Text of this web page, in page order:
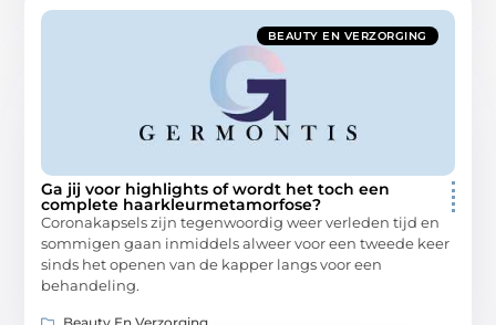
BEAUTY EN VERZORGING
Ga jij voor highlights of wordt het toch een
complete haarkleurmetamorfose?
Coronakapsels zijn tegenwoordig weer verleden tijd en
sommigen gaan inmiddels alweer voor een tweede keer
sinds het openen van de kapper langs voor een
behandeling.